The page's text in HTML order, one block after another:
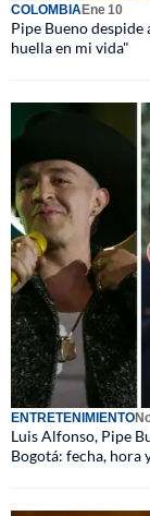
COLOMBIAEne 10
Pipe Bueno
huella en mi vida"
ENTRETENIMIENTO
Luis Alfonso, Pipe
Bogotá: fecha, hora